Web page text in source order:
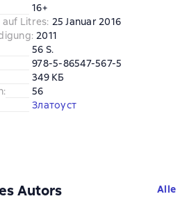
16+
Litres: 25 Januar 2016
: 2011
56 S.
978-5-86547-567-5
349 КБ
:
56
Златоуст
Autors Alle